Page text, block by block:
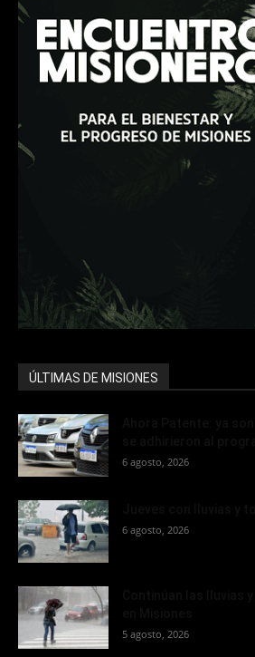
ÚLTIMAS DE MISIONES
6 agosto, 2026
6 agosto, 2026
5 agosto, 2026